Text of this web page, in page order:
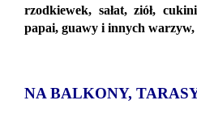
rzodkiewek, sałat, ziół,
papai, guawy i innych
NA BALKONY,